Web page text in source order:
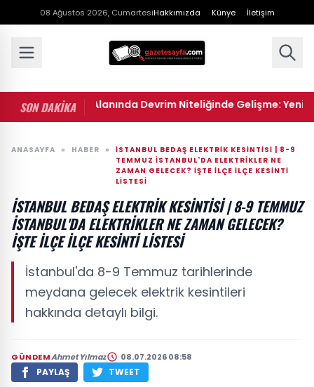
08 Ağustos 2026, CumartesiHakkımızda Künye İletişim
SON DAKİKA
Zeka Alanında Devrim Niteliğinde Gelişme: Yeni Bir
ANASAYFA » HABER »
İSTANBUL BEDAŞ ELEKTRIK KESINTISI | 8-9
TEMMUZ İSTANBUL'DA ELEKTRIKLER NE
ZAMAN GELECEK? İŞTE ILÇE ILÇE KESINTI
LISTESI
İSTANBUL BEDAŞ ELEKTRIK KESINTISI | 8-9 TEMMUZ
İSTANBUL'DA ELEKTRIKLER NE ZAMAN GELECEK?
İŞTE ILÇE ILÇE KESINTI LISTESI
İstanbul'da 8-9 Temmuz tarihlerinde
meydana gelecek elektrik kesintileri
hakkında detaylı bilgi.
GÜNDEMAhmet Yılmaz 08.07.2026 08:58
PAYLAŞ TWEET